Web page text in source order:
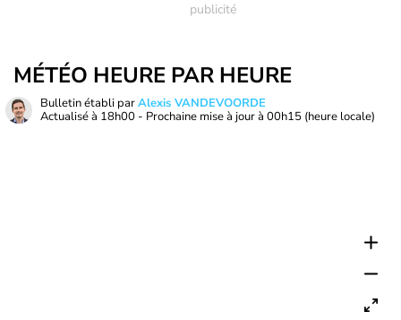
MÉTÉO HEURE PAR HEURE
Bulletin établi parAlexis VANDEVOORDE
Actualisé à 18h00 - Prochaine mise à jour à 00h15 (heure locale)